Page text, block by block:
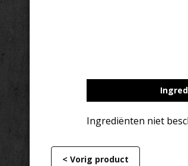
Ingrediënten niet
< Vorig product